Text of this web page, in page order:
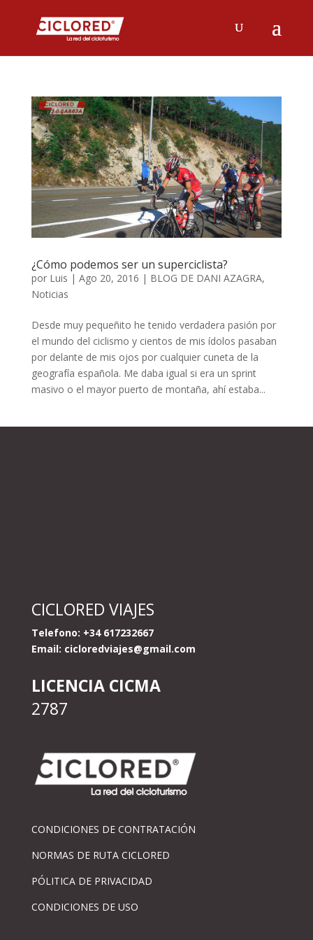
¿Cómo podemos ser un superciclista?
por Luis | Ago 20, 2016 | BLOG DE DANI AZAGRA,
Noticias
Desde muy pequeñito he tenido verdadera pasión por
el mundo del ciclismo y cientos de mis ídolos pasaban
por delante de mis ojos por cualquier cuneta de la
geografía española. Me daba igual si era un sprint
masivo o el mayor puerto de montaña, ahí estaba...
CICLORED VIAJES
Telefono: +34 617232667
Email: cicloredviajes@gmail.com
LICENCIA CICMA
2787
CONDICIONES DE CONTRATACIÓN
NORMAS DE RUTA CICLORED
PÓLITICA DE PRIVACIDAD
CONDICIONES DE USO